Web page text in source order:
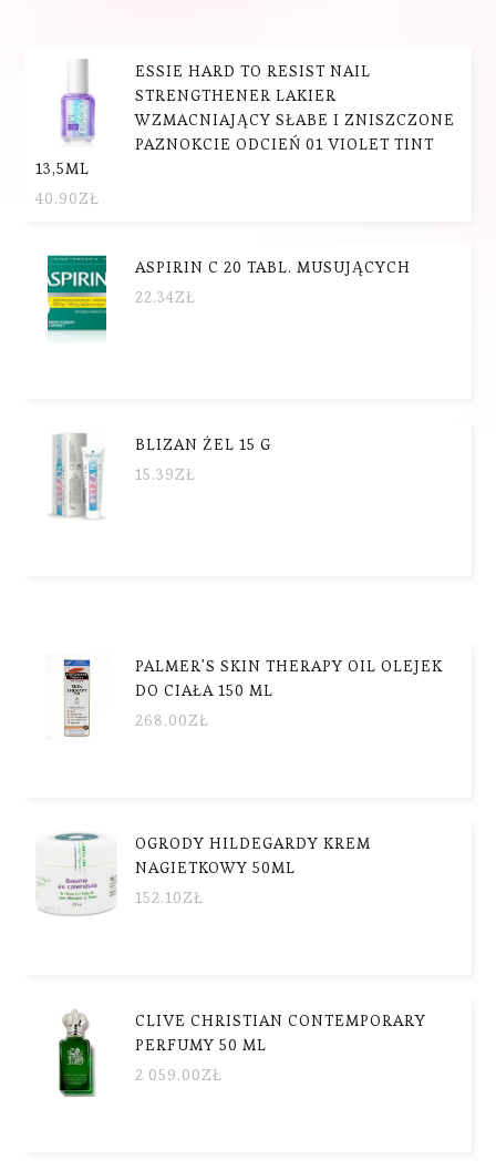
ESSIE HARD TO RESIST NAIL
STRENGTHENER LAKIER
WZMACNIAJĄCY SŁABE I ZNISZCZONE
PAZNOKCIE ODCIEŃ 01 VIOLET TINT
13,5ML
40.90ZŁ
ASPIRIN C 20 TABL. MUSUJĄCYCH
22.34ZŁ
BLIZAN ŻEL 15 G
15.39ZŁ
PALMER'S SKIN THERAPY OIL OLEJEK
DO CIAŁA 150 ML
268.00ZŁ
OGRODY HILDEGARDY KREM
NAGIETKOWY 50ML
152.10ZŁ
CLIVE CHRISTIAN CONTEMPORARY
PERFUMY 50 ML
2 059.00ZŁ